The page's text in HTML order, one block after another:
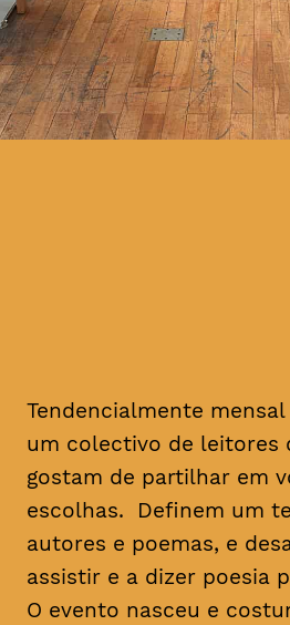
Tendencialmente
um colectivo de leitores
gostam de partilhar em
escolhas. Definem um
autores e poemas, e
assistir e a dizer poesia
O evento nasceu e